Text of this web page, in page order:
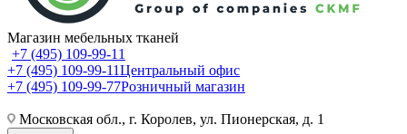
Магазин мебельных тканей
+7 (495) 109-99-11
+7 (495) 109-99-11Центральный офис
+7 (495) 109-99-77Розничный магазин
Московская обл., г. Королев, ул. Пионерская, д. 1